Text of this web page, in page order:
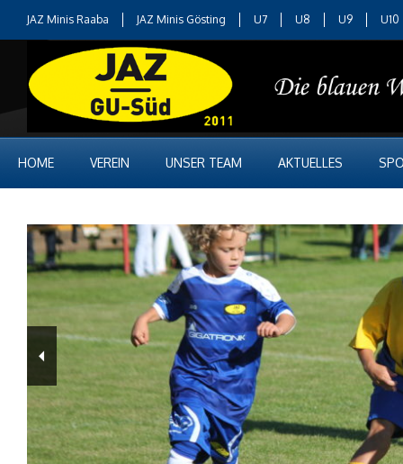
JAZ Minis Raaba JAZ Minis Gösting U7 U8 U9 U10
HOME VEREIN UNSER TEAM AKTUELLES